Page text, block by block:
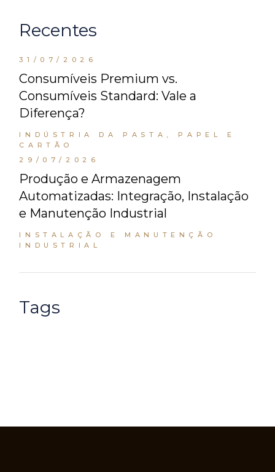
Recentes
31/07/2026
Consumíveis Premium vs.
Consumíveis Standard: Vale a
Diferença?
INDÚSTRIA DA PASTA, PAPEL E
CARTÃO
29/07/2026
Produção e Armazenagem
Automatizadas: Integração, Instalação
e Manutenção Industrial
INSTALAÇÃO E MANUTENÇÃO
INDUSTRIAL
Tags